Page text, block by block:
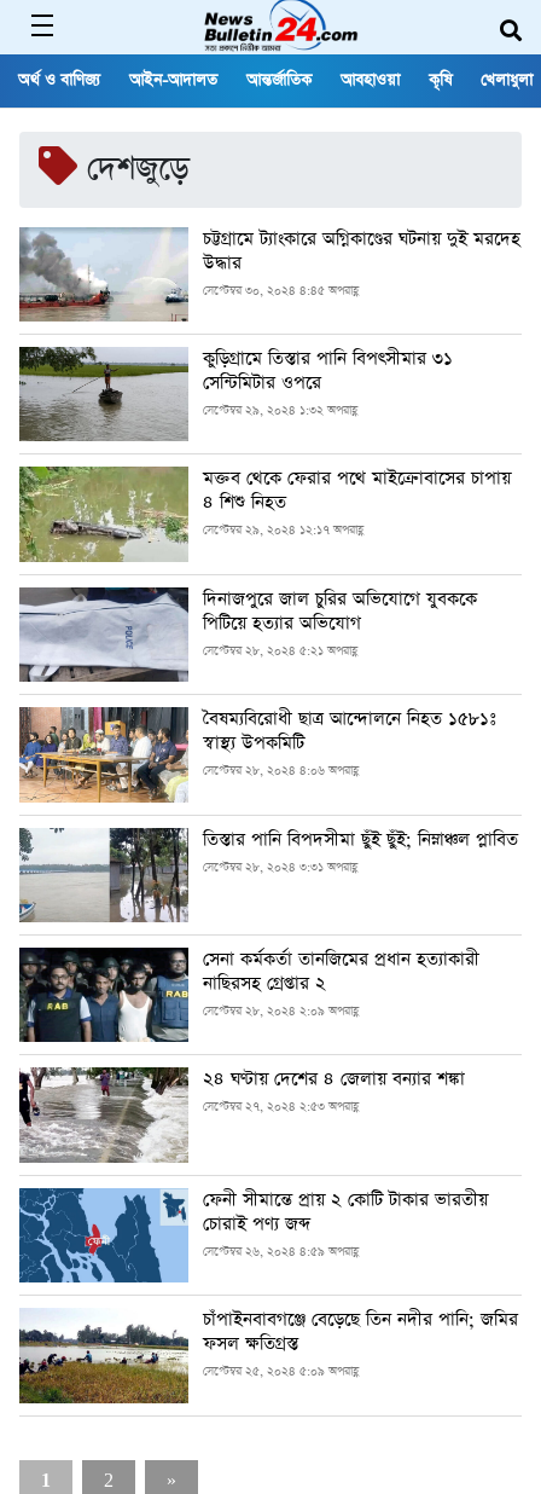
অর্থ ও বাণিজ্য আইন-আদালত আন্তর্জাতিক আবহাওয়া কৃষি খেলাধুলা
দেশজুড়ে
চট্টগ্রামে ট্যাংকারে অগ্নিকাণ্ডের ঘটনায় দুই মরদেহ
উদ্ধার
সেপ্টেম্বর ৩০, ২০২৪ ৪:৪৫ অপরাহ্ণ
কুড়িগ্রামে তিস্তার পানি বিপৎসীমার ৩১
সেন্টিমিটার ওপরে
সেপ্টেম্বর ২৯, ২০২৪ ১:৩২ অপরাহ্ণ
মক্তব থেকে ফেরার পথে মাইক্রোবাসের চাপায়
৪ শিশু নিহত
সেপ্টেম্বর ২৯, ২০২৪ ১২:১৭ অপরাহ্ণ
দিনাজপুরে জাল চুরির অভিযোগে যুবককে
পিটিয়ে হত্যার অভিযোগ
সেপ্টেম্বর ২৮, ২০২৪ ৫:২১ অপরাহ্ণ
বৈষম্যবিরোধী ছাত্র আন্দোলনে নিহত ১৫৮১ঃ
স্বাস্থ্য উপকমিটি
সেপ্টেম্বর ২৮, ২০২৪ ৪:০৬ অপরাহ্ণ
তিস্তার পানি বিপদসীমা ছুঁই ছুঁই; নিম্নাঞ্চল প্লাবিত
সেপ্টেম্বর ২৮, ২০২৪ ৩:৩১ অপরাহ্ণ
সেনা কর্মকর্তা তানজিমের প্রধান হত্যাকারী
নাছিরসহ গ্রেপ্তার ২
সেপ্টেম্বর ২৮, ২০২৪ ২:০৯ অপরাহ্ণ
২৪ ঘণ্টায় দেশের ৪ জেলায় বন্যার শঙ্কা
সেপ্টেম্বর ২৭, ২০২৪ ২:৫৩ অপরাহ্ণ
ফেনী সীমান্তে প্রায় ২ কোটি টাকার ভারতীয়
চোরাই পণ্য জব্দ
সেপ্টেম্বর ২৬, ২০২৪ ৪:৫৯ অপরাহ্ণ
চাঁপাইনবাবগঞ্জে বেড়েছে তিন নদীর পানি; জমির
ফসল ক্ষতিগ্রস্ত
সেপ্টেম্বর ২৫, ২০২৪ ৫:০৯ অপরাহ্ণ
1 2 »